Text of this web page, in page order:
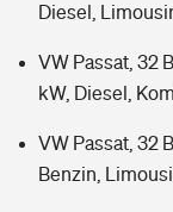
Diesel,
VW Passat, 32
kW, Diesel,
VW Passat, 32
Benzin,